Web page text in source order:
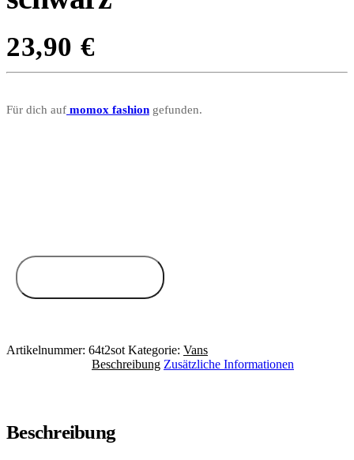
23,90 €
Für dich auf momox fashion gefunden.
Artikelnummer: 64t2sot Kategorie: Vans
Beschreibung Zusätzliche Informationen
Beschreibung